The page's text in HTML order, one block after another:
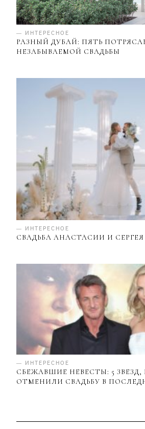
— ИНТЕРЕСНОЕ
РАЗНЫЙ ДУБАЙ: ПЯТЬ
НЕЗАБЫВАЕМОЙ СВАДЬБЫ
— ИНТЕРЕСНОЕ
СВАДЬБА АНАСТАСИИ И СЕРГЕЯ
— ИНТЕРЕСНОЕ
СБЕЖАВШИЕ НЕВЕСТЫ: 5
ОТМЕНИЛИ СВАДЬБУ В